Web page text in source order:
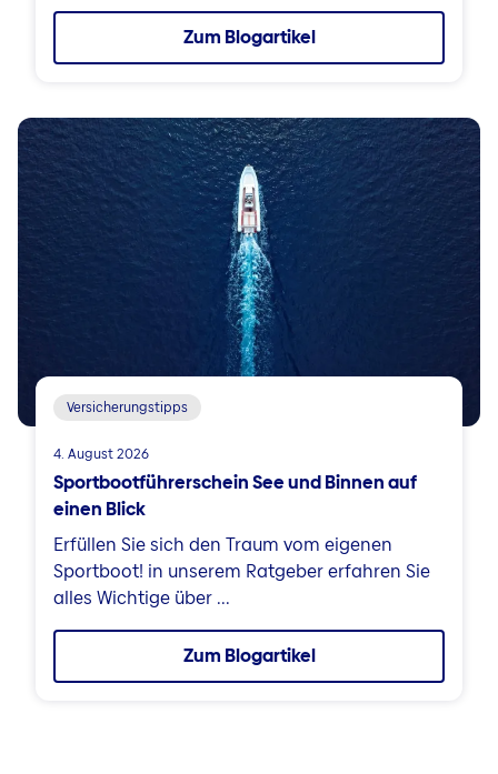
Zum Blogartikel
Versicherungstipps
4. August 2026
Sportbootführerschein See und Binnen auf
einen Blick
Erfüllen Sie sich den Traum vom eigenen
Sportboot! in unserem Ratgeber erfahren Sie
alles Wichtige über ...
Zum Blogartikel